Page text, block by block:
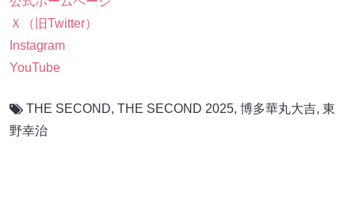
Ｘ（旧Twitter）
Instagram
YouTube
THE SECOND, THE SECOND 2025, 博多華丸大吉, 東
野幸治